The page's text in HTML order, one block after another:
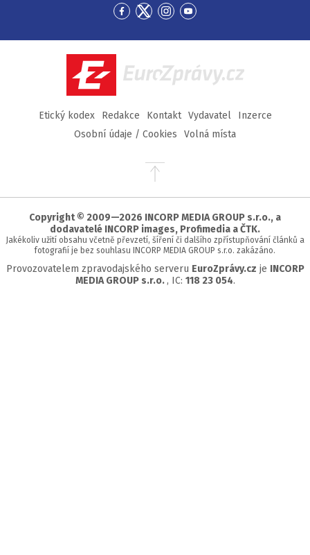
Přejít
Facebook
Přejít
Twitter
Přejít
Instagram
Přejít
YouTube
EuroZprávy.cz
Etický kodex Redakce Kontakt Vydavatel
Inzerce
Osobní údaje / Cookies
Volná místa
Přejít
stránky
Copyright © 2009—2026 INCORP MEDIA GROUP s.r.o., a
dodavatelé INCORP images, Profimedia a ČTK.
Jakékoliv užití obsahu včetně převzetí, šíření či dalšího zpřístupňování článků a
fotografií je bez souhlasu INCORP MEDIA GROUP s.r.o. zakázáno.
Provozovatelem zpravodajského serveru EuroZprávy.cz je INCORP
MEDIA GROUP s.r.o. , IC: 118 23 054.